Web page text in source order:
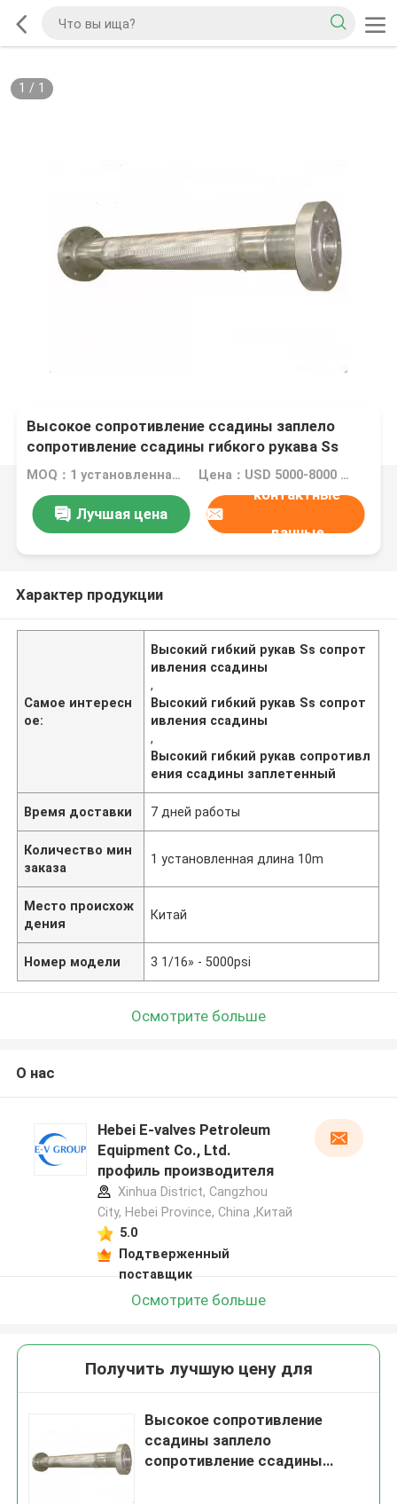
1 / 1
Высокое сопротивление ссадины заплело
сопротивление ссадины гибкого рукава Ss
высокое
MOQ：1 установленная длина 10m Цена：USD 5000-8000 per set
Лучшая цена
контактные
данные
Характер продукции
Самое интересн
ое:
Высокий гибкий рукав Ss сопрот
ивления ссадины
,
Высокий гибкий рукав Ss сопрот
ивления ссадины
,
Высокий гибкий рукав сопротивл
ения ссадины заплетенный
Время доставки 7 дней работы
Количество мин
заказа
1 установленная длина 10m
Место происхож
дения
Китай
Номер модели 3 1/16» - 5000psi
Осмотрите больше
О нас
Hebei E-valves Petroleum
Equipment Co., Ltd.
профиль производителя
Xinhua District, Cangzhou
City, Hebei Province, China ,Китай
5.0
Подтверженный
поставщик
Осмотрите больше
Получить лучшую цену для
Высокое сопротивление
ссадины заплело
сопротивление ссадины